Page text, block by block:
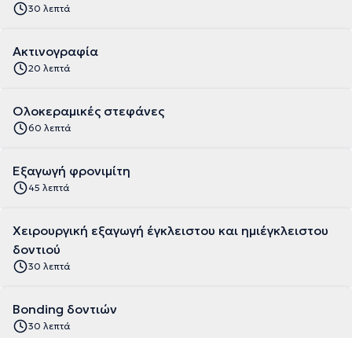
30 λεπτά
Ακτινογραφία
20 λεπτά
Ολοκεραμικές στεφάνες
60 λεπτά
Εξαγωγή φρονιμίτη
45 λεπτά
Χειρουργική εξαγωγή έγκλειστου και ημιέγκλειστου
δοντιού
30 λεπτά
Bonding δοντιών
30 λεπτά